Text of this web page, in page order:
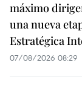
máximo
una nueva
Estratégica
07/08/2026 08:29